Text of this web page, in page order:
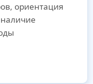
ориентация